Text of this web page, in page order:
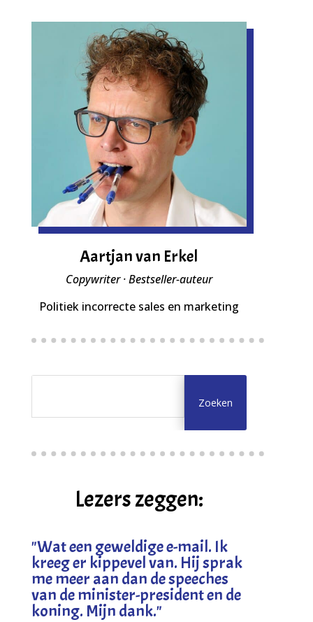
Aartjan van Erkel
Copywriter · Bestseller-auteur
Politiek incorrecte sales en marketing
Lezers zeggen:
"Wat een geweldige e-mail. Ik
kreeg er kippevel van. Hij sprak
me meer aan dan de speeches
van de minister-president en de
koning. Mijn dank."